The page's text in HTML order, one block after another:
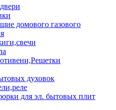
домового газового
духовок
для эл. бытовых плит